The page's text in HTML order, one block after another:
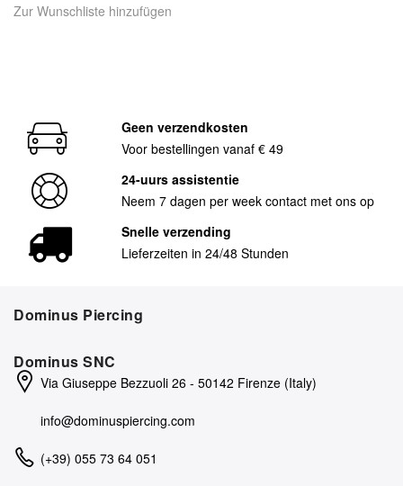
Zur Wunschliste hinzufügen
Geen verzendkosten
Voor bestellingen vanaf € 49
24-uurs assistentie
Neem 7 dagen per week contact met ons op
Snelle verzending
Lieferzeiten in 24/48 Stunden
Dominus Piercing
Dominus SNC
Via Giuseppe Bezzuoli 26 - 50142 Firenze (Italy)
info@dominuspiercing.com
(+39) 055 73 64 051